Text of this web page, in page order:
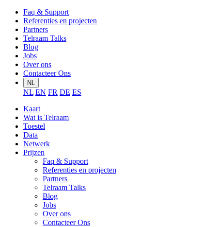
Faq & Support
Referenties en projecten
Partners
Telraam Talks
Blog
Jobs
Over ons
Contacteer Ons
NL
NL EN FR DE ES
Kaart
Wat is Telraam
Toestel
Data
Netwerk
Prijzen
Faq & Support
Referenties en projecten
Partners
Telraam Talks
Blog
Jobs
Over ons
Contacteer Ons